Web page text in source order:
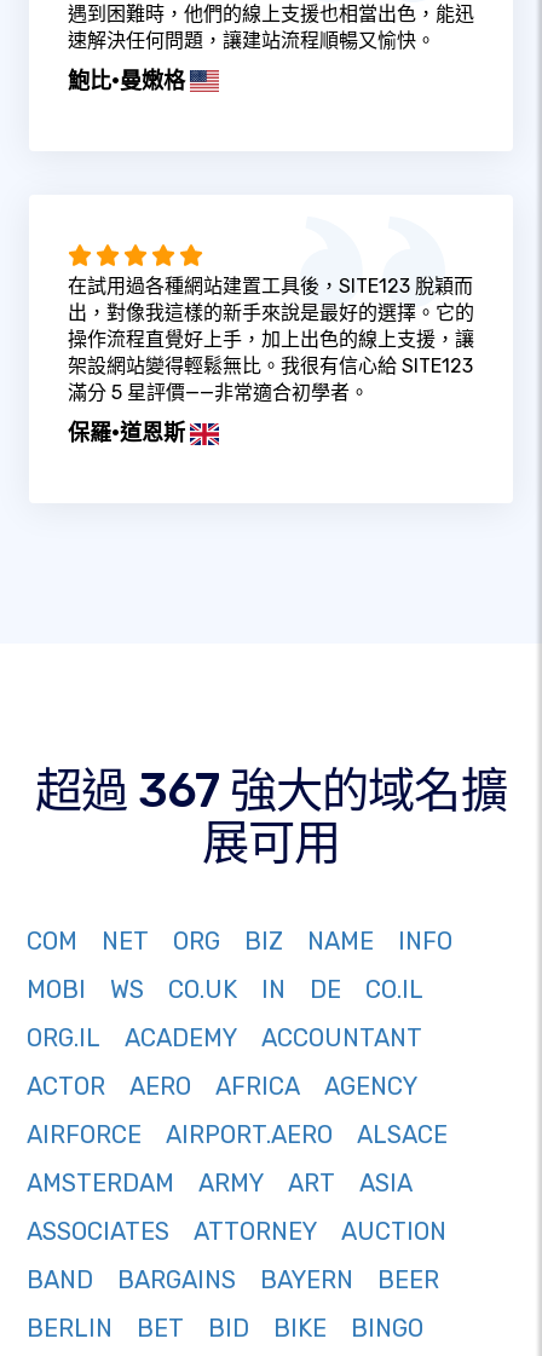
遇到困難時，他們的線上支援也相當出色，能迅
速解決任何問題，讓建站流程順暢又愉快。
鮑比·曼嫩格
在試用過各種網站建置工具後，SITE123 脫穎而
出，對像我這樣的新手來說是最好的選擇。它的
操作流程直覺好上手，加上出色的線上支援，讓
架設網站變得輕鬆無比。我很有信心給 SITE123
滿分 5 星評價——非常適合初學者。
保羅·道恩斯
超過 367 強大的域名擴
展可用
COM NET ORG BIZ NAME
INFO
MOBI
WS CO.UK IN DE
CO.IL
ORG.IL
ACADEMY
ACCOUNTANT
ACTOR
AERO AFRICA
AGENCY
AIRFORCE
AIRPORT.AERO
ALSACE
AMSTERDAM
ARMY ART
ASIA
ASSOCIATES
ATTORNEY
AUCTION
BAND
BARGAINS BAYERN
BEER
BERLIN
BET BID BIKE
BINGO